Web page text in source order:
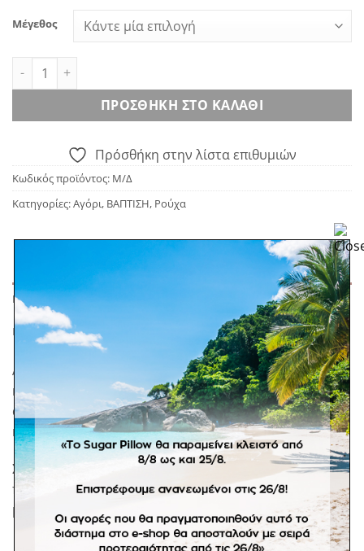
Μέγεθος
Nereus Boy Set ποσότητα
ΠΡΟΣΘΉΚΗ ΣΤΟ ΚΑΛΆΘΙ
Πρόσθήκη στην λίστα επιθυμιών
Κωδικός προϊόντος: Μ/Δ
Κατηγορίες:Αγόρι, ΒΑΠΤΙΣΗ, Ρούχα
ΠΕΡΙΓΡΑΦΉ
ΕΠΙΠΛΈΟΝ ΠΛΗΡΟΦΟΡΊΕΣ
Αυτό το σύνολο αποπνέει μια απαλή, αέρινη και
κομψή αίσθηση, με τις ανοιχτές γαλάζιες και λευκές
αποχρώσεις του, θυμίζοντας τη μεσογειακή
καλοκαιρινή αισθητική.
Σε προπαραγγελία 20 εργάσιμων ημερών. *Στα
προϊόντα κατόπιν παραγγελίας δεν ισχύει η πληρωμή
με αντικαταβολή.